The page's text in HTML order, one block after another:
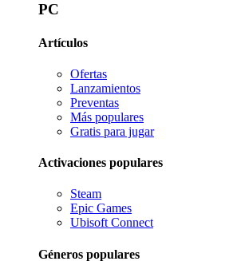
PC
Artículos
Ofertas
Lanzamientos
Preventas
Más populares
Gratis para jugar
Activaciones populares
Steam
Epic Games
Ubisoft Connect
Géneros populares